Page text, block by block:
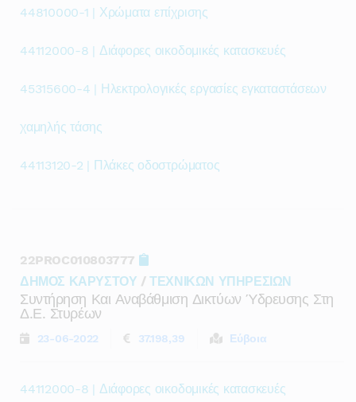
44810000-1 | Χρώματα επίχρισης
44112000-8 | Διάφορες οικοδομικές κατασκευές
45315600-4 | Ηλεκτρολογικές εργασίες εγκαταστάσεων
χαμηλής τάσης
44113120-2 | Πλάκες οδοστρώματος
22PROC010803777
ΔΗΜΟΣ ΚΑΡΥΣΤΟΥ /ΤΕΧΝΙΚΩΝ ΥΠΗΡΕΣΙΩΝ
Συντήρηση Και Αναβάθμιση Δικτύων Ύδρευσης Στη
Δ.ε. Στυρέων
23-06-2022 37.198,39 Εύβοια
44112000-8 | Διάφορες οικοδομικές κατασκευές